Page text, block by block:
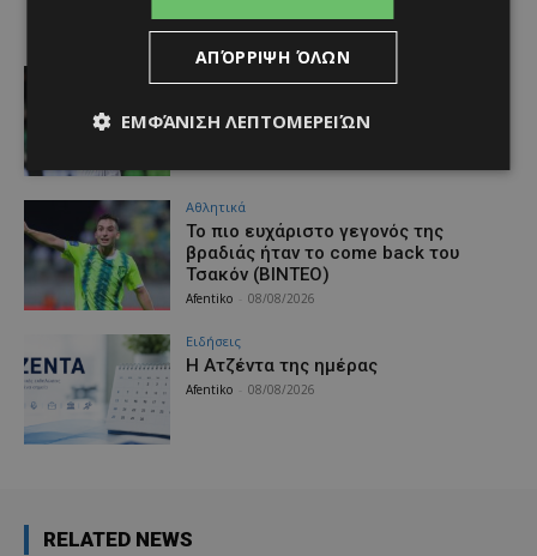
Χατζηγιοβάνη “παίζει” και στην
Αθλητικά
Το πιο ευχάριστο γεγονός της
βραδιάς ήταν το come back του
Τσακόν (ΒΙΝΤΕΟ)
Afentiko 08/08/2026
Ειδήσεις
Η Ατζέντα της ημέρας
Afentiko 08/08/2026
RELATED NEWS
ΑΠΌΡΡΙΨΗ ΌΛΩΝ
ΕΜΦΆΝΙΣΗ ΛΕΠΤΟΜΕΡΕΙΏΝ